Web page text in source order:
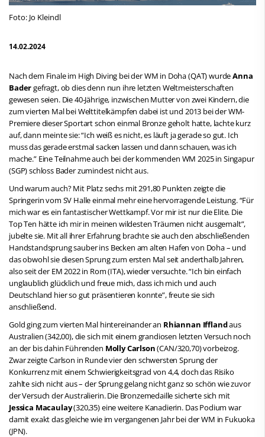
Foto: Jo Kleindl
14.02.2024
Nach dem Finale im High Diving bei der WM in Doha (QAT) wurdeAnna
Badergefragt, ob dies denn nun ihre letzten Weltmeisterschaften
gewesen seien. Die 40-Jährige, inzwischen Mutter von zwei Kindern, die
zum vierten Mal bei Welttitelkämpfen dabei ist und 2013 bei der WM-
Premiere dieser Sportart schon einmal Bronze geholt hatte, lachte kurz
auf, dann meinte sie: “Ich weiß es nicht, es läuft ja gerade so gut. Ich
muss das gerade erstmal sacken lassen und dann schauen, was ich
mache.” Eine Teilnahme auch bei der kommenden WM 2025 in Singapur
(SGP) schloss Bader zumindest nicht aus.
Und warum auch? Mit Platz sechs mit 291,80 Punkten zeigte die
Springerin vom SV Halle einmal mehr eine hervorragende Leistung. “Für
mich war es ein fantastischer Wettkampf. Vor mir ist nur die Elite. Die
Top Ten hätte ich mir in meinen wildesten Träumen nicht ausgemalt”,
jubelte sie. Mit all ihrer Erfahrung brachte sie auch den abschließenden
Handstandsprung sauber ins Becken am alten Hafen von Doha – und
das obwohl sie diesen Sprung zum ersten Mal seit anderthalb Jahren,
also seit der EM 2022 in Rom (ITA), wieder versuchte. “Ich bin einfach
unglaublich glücklich und freue mich, dass ich mich und auch
Deutschland hier so gut präsentieren konnte”, freute sie sich
anschließend.
Gold ging zum vierten Mal hintereinander an Rhiannan Ifflandaus
Australien (342,00), die sich mit einem grandiosen letzten Versuch noch
an der bis dahin Führenden Molly Carlson(CAN/320,70) vorbeizog.
Zwar zeigte Carlson in Runde vier den schwersten Sprung der
Konkurrenz mit einem Schwierigkeitsgrad von 4,4, doch das Risiko
zahlte sich nicht aus – der Sprung gelang nicht ganz so schön wie zuvor
der Versuch der Australierin. Die Bronzemedaille sicherte sich mit
Jessica Macaulay(320,35) eine weitere Kanadierin. Das Podium war
damit exakt das gleiche wie im vergangenen Jahr bei der WM in Fukuoka
(JPN).